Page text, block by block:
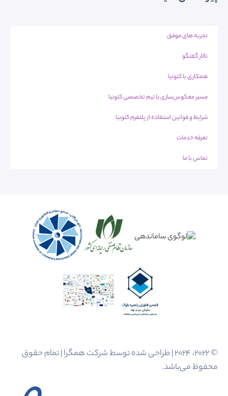
تجربه های موفق
تالار گفتگو
همکاری با کتونیا
مسیر معکوس‌سازی با تیم تخصصی کتونیا
شرایط و قوانین استفاده از پلتفرم کتونیا
تعرفه خدمات
تماس با ما
© 2022، 2024 | طراحی شده توسط شرکت همگرا | تمام حقوق
محفوظ می‌باشد.